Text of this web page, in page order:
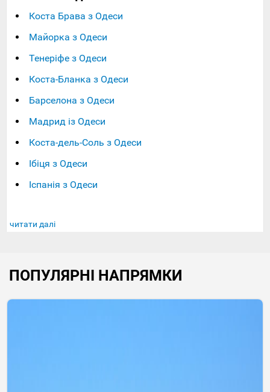
Коста Брава з Одеси
Майорка з Одеси
Тенеріфе з Одеси
Коста-Бланка з Одеси
Барселона з Одеси
Мадрид із Одеси
Коста-дель-Соль з Одеси
Ібіця з Одеси
Іспанія з Одеси
читати далі
ПОПУЛЯРНІ НАПРЯМКИ